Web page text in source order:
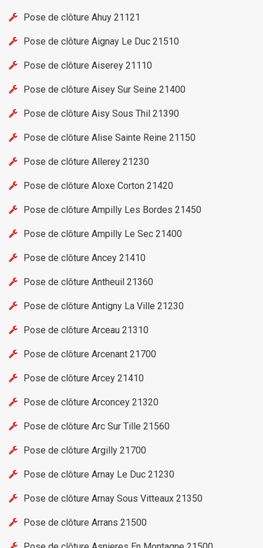
Pose de clôture Ahuy 21121
Pose de clôture Aignay Le Duc 21510
Pose de clôture Aiserey 21110
Pose de clôture Aisey Sur Seine 21400
Pose de clôture Aisy Sous Thil 21390
Pose de clôture Alise Sainte Reine 21150
Pose de clôture Allerey 21230
Pose de clôture Aloxe Corton 21420
Pose de clôture Ampilly Les Bordes 21450
Pose de clôture Ampilly Le Sec 21400
Pose de clôture Ancey 21410
Pose de clôture Antheuil 21360
Pose de clôture Antigny La Ville 21230
Pose de clôture Arceau 21310
Pose de clôture Arcenant 21700
Pose de clôture Arcey 21410
Pose de clôture Arconcey 21320
Pose de clôture Arc Sur Tille 21560
Pose de clôture Argilly 21700
Pose de clôture Arnay Le Duc 21230
Pose de clôture Arnay Sous Vitteaux 21350
Pose de clôture Arrans 21500